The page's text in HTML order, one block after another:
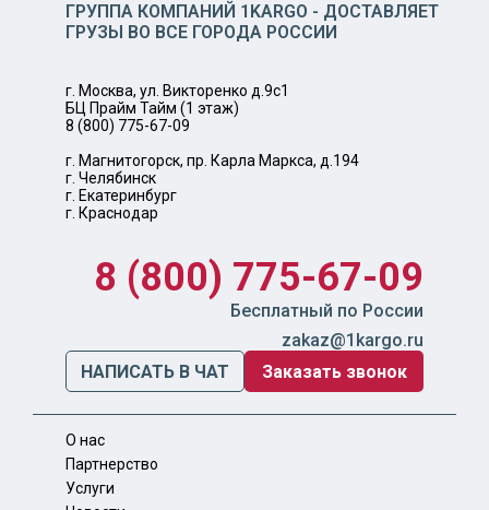
ГРУППА КОМПАНИЙ 1KARGO - ДОСТАВЛЯЕТ
ГРУЗЫ ВО ВСЕ ГОРОДА РОССИИ
г. Москва, ул. Викторенко д.9с1
БЦ Прайм Тайм (1 этаж)
8 (800) 775-67-09
г. Магнитогорск, пр. Карла Маркса, д.194
г. Челябинск
г. Екатеринбург
г. Краснодар
8 (800) 775-67-09
Бесплатный по России
zakaz@1kargo.ru
НАПИСАТЬ В ЧАТ
Заказать звонок
О нас
Партнерство
Услуги